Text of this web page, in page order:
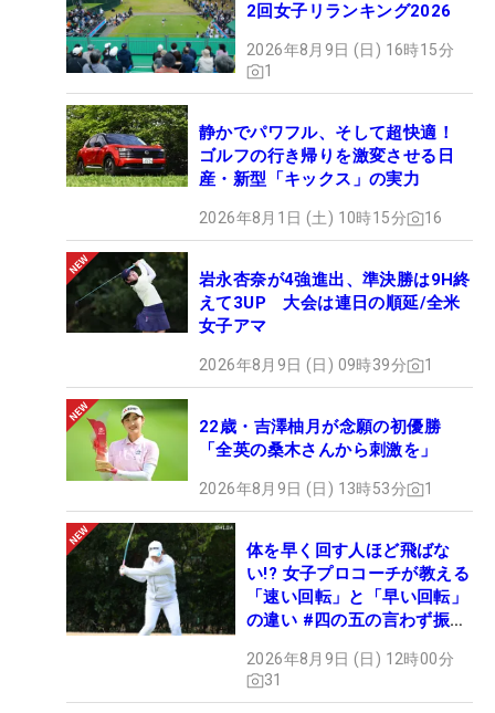
2回女子リランキング2026
2026年8月9日 (日) 16時15分
1
静かでパワフル、そして超快適！
ゴルフの行き帰りを激変させる日
産・新型「キックス」の実力
2026年8月1日 (土) 10時15分 16
岩永杏奈が4強進出、準決勝は9H終
えて3UP 大会は連日の順延/全米
女子アマ
2026年8月9日 (日) 09時39分 1
22歳・吉澤柚月が念願の初優勝
「全英の桑木さんから刺激を」
2026年8月9日 (日) 13時53分 1
体を早く回す人ほど飛ばな
い!? 女子プロコーチが教える
「速い回転」と「早い回転」
の違い #四の五の言わず振り
2026年8月9日 (日) 12時00分
31